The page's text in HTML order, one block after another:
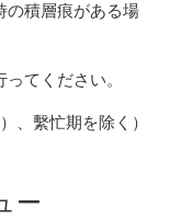
の積層痕がある場
てください。
、繫忙期を除く）
ー